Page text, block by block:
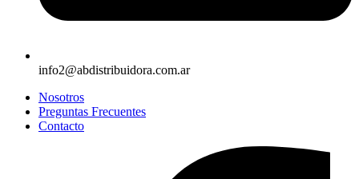
info2@abdistribuidora.com.ar
Nosotros
Preguntas Frecuentes
Contacto